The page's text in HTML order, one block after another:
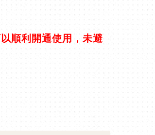
順利開通使用，未避